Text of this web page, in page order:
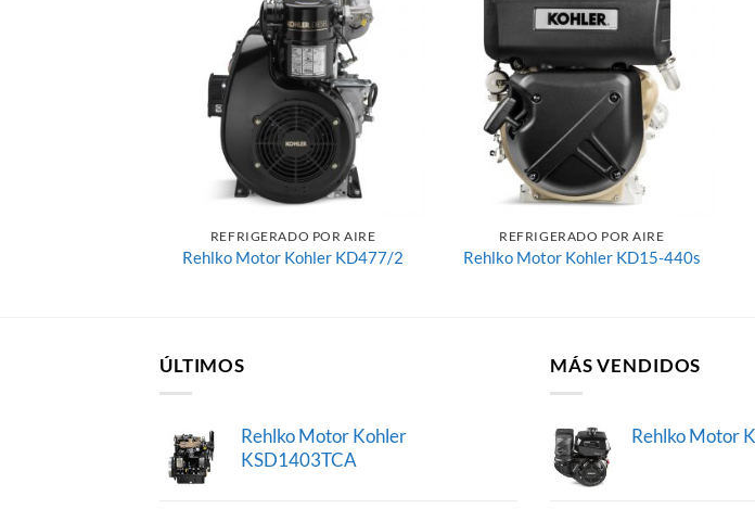
Añadir
REFRIGERADO POR AIRE
Rehlko Motor Kohler KD477/2
Añadir
lista de
deseos
REFRIGERADO POR AIRE
Rehlko Motor Kohler KD15-440s
ÚLTIMOS
Rehlko Motor Kohler
KSD1403TCA
MÁS VENDIDOS
Rehlko Motor